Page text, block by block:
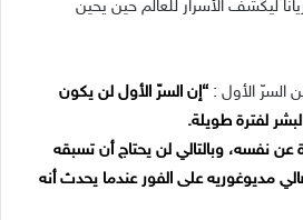
ليكشف الأسرار للعالم حين يحين
السرّ الأول : “إن السرّ الأول لن يكون
لفترة طويلة.
نفسه، وبالتالي لن يحتاج أن تسبقه
مديوغوريه على الفور عندما يحدث أنه